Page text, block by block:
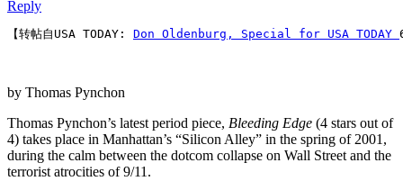
Reply
【转帖自USA TODAY: Don Oldenburg, Special for USA TODAY
by Thomas Pynchon
Thomas Pynchon’s latest period piece, Bleeding Edge (4 stars out of
4) takes place in Manhattan’s “Silicon Alley” in the spring of 2001,
during the calm between the dotcom collapse on Wall Street and the
terrorist atrocities of 9/11.